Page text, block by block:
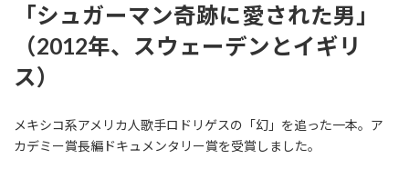
「シュガーマン奇跡に愛された男」
（2012年、スウェーデンとイギリ
ス）
メキシコ系アメリカ人歌手ロドリゲスの「幻」を追った一本。ア
カデミー賞長編ドキュメンタリー賞を受賞しました。